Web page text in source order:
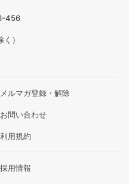
456
）
メルマガ登録・解除
お問い合わせ
利用規約
採用情報